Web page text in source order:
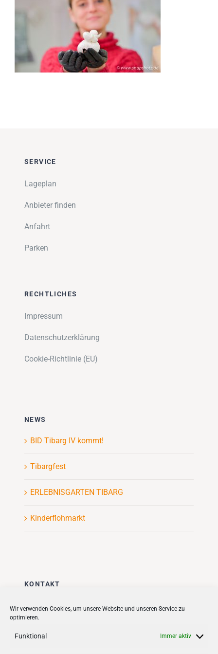
Wir verwenden Cookies, um unsere Website und unseren Service zu
optimieren.
Funktional Immer aktiv
Über uns
SUCHE
SERVICE
Lageplan
Anbieter finden
Anfahrt
Parken
RECHTLICHES
Impressum
Datenschutzerklärung
Cookie-Richtlinie (EU)
NEWS
BID Tibarg IV kommt!
Tibargfest
ERLEBNISGARTEN TIBARG
Kinderflohmarkt
KONTAKT
Stadt + Handel City- und
Quartiersmanagement